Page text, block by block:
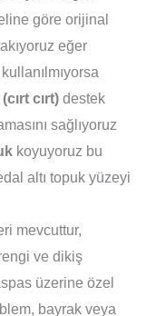
göre orijinal
eğer
cırt) destek
sağlıyoruz
koyuyoruz bu
altı topuk yüzeyi
mevcuttur,
ve dikiş
üzerine özel
bayrak veya